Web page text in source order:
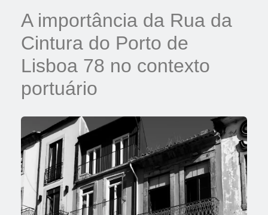
A importância da Rua da
Cintura do Porto de
Lisboa 78 no contexto
portuário